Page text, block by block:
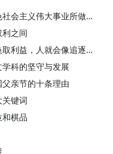
大事业所做的十个方面贡献 —
之间
就会像追逐金钱一样为其疯狂
科的坚守与发展
亲节的十条理由
键词
棋品